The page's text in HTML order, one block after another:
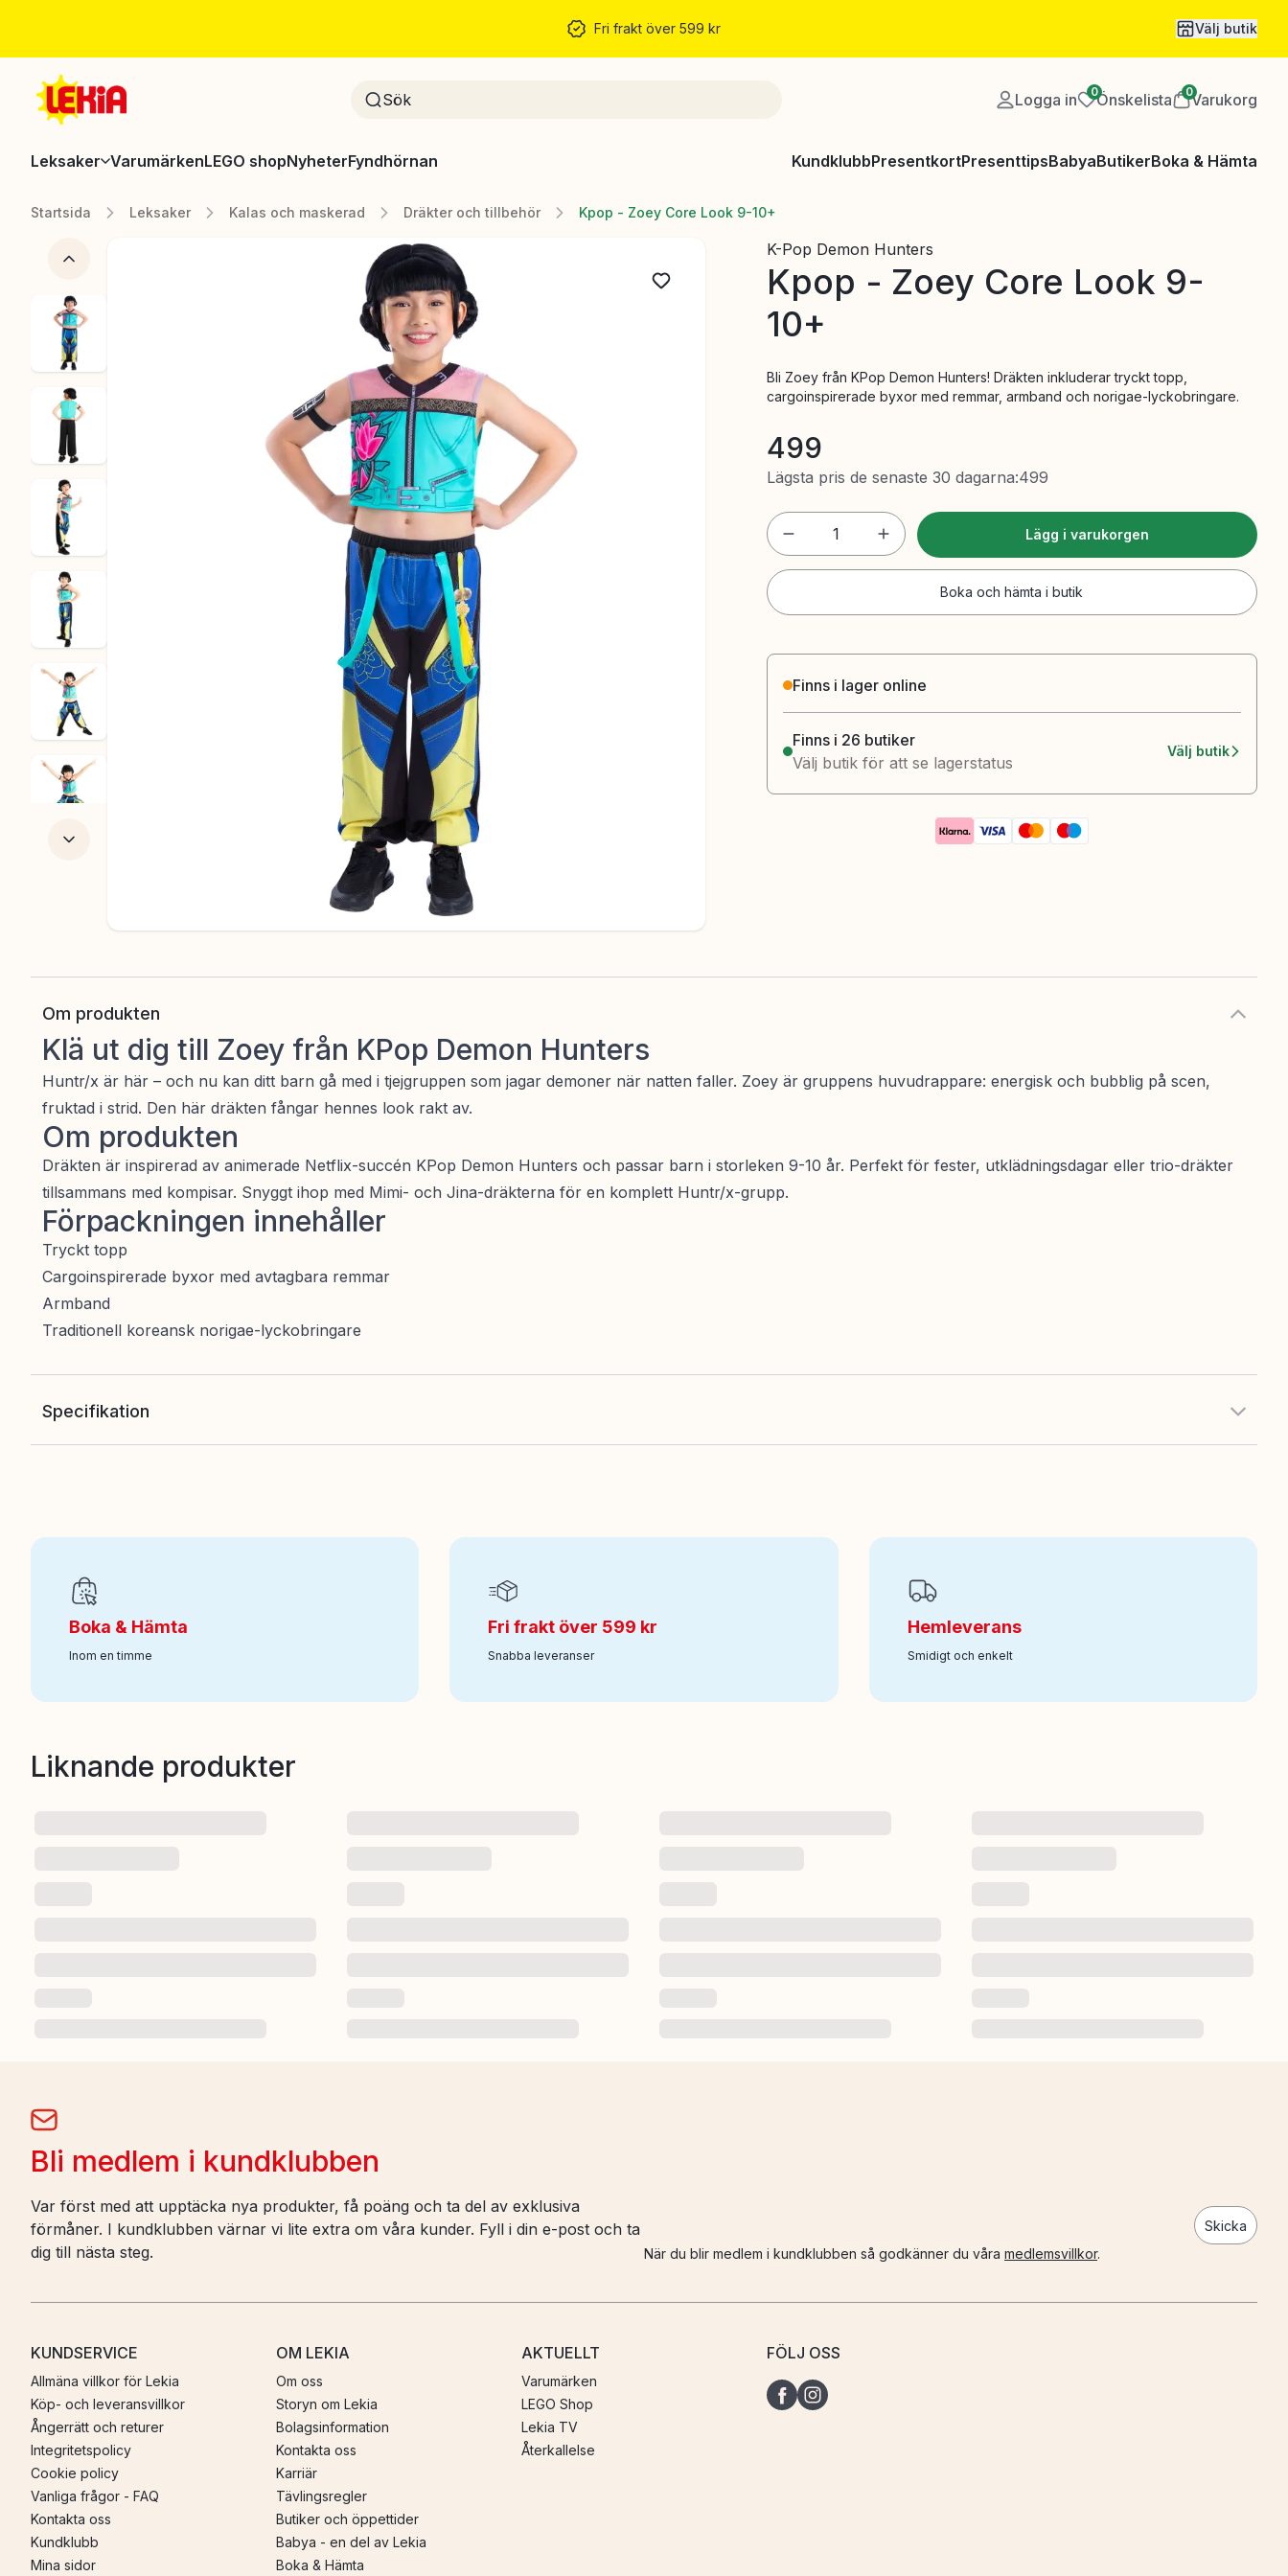
Fri frakt över 599 kr Välj butik
Logga in 0Önskelista 0Varukorg
Leksaker VarumärkenLEGO shopNyheterFyndhörnan KundklubbPresentkortPresenttipsBabyaButikerBoka & Hämta
Startsida Leksaker Kalas och maskerad Dräkter och tillbehör Kpop - Zoey Core Look 9-10+
K-Pop Demon Hunters
Kpop - Zoey Core Look 9-
10+
Bli Zoey från KPop Demon Hunters! Dräkten inkluderar tryckt topp,
cargoinspirerade byxor med remmar, armband och norigae-lyckobringare.
499
Lägsta pris de senaste 30 dagarna:499
1 Lägg i varukorgen
Boka och hämta i butik
Finns i lager online
Finns i 26 butiker
Välj butik för att se lagerstatus
Välj butik
Om produkten
Klä ut dig till Zoey från KPop Demon Hunters
Huntr/x är här – och nu kan ditt barn gå med i tjejgruppen som jagar demoner när natten faller. Zoey är gruppens huvudrappare: energisk och bubblig på scen,
fruktad i strid. Den här dräkten fångar hennes look rakt av.
Om produkten
Dräkten är inspirerad av animerade Netflix-succén KPop Demon Hunters och passar barn i storleken 9-10 år. Perfekt för fester, utklädningsdagar eller trio-dräkter
tillsammans med kompisar. Snyggt ihop med Mimi- och Jina-dräkterna för en komplett Huntr/x-grupp.
Förpackningen innehåller
Tryckt topp
Cargoinspirerade byxor med avtagbara remmar
Armband
Traditionell koreansk norigae-lyckobringare
Specifikation
Ålder från:9
Art nr:100-302012440
Boka & Hämta
Inom en timme
Fri frakt över 599 kr
Snabba leveranser
Hemleverans
Smidigt och enkelt
Liknande produkter
Bli medlem i kundklubben
Var först med att upptäcka nya produkter, få poäng och ta del av exklusiva
förmåner. I kundklubben värnar vi lite extra om våra kunder. Fyll i din e-post och ta
dig till nästa steg.
Skicka
När du blir medlem i kundklubben så godkänner du våra medlemsvillkor.
KUNDSERVICE
Allmäna villkor för Lekia
Köp- och leveransvillkor
Ångerrätt och returer
Integritetspolicy
Cookie policy
Vanliga frågor - FAQ
Kontakta oss
Kundklubb
Mina sidor
OM LEKIA
Om oss
Storyn om Lekia
Bolagsinformation
Kontakta oss
Karriär
Tävlingsregler
Butiker och öppettider
Babya - en del av Lekia
Boka & Hämta
AKTUELLT
Varumärken
LEGO Shop
Lekia TV
Återkallelse
FÖLJ OSS